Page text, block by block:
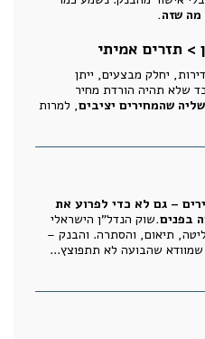
מה שזה.
יחלק מבצעים, ייתן
שלא תהיה הורדת מחיר
שהמחירים יציבים, למרות
– גם לא כדי לפרוע את
בפנים.שוק הנדל"ן הישראלי
תיאום, והסתרה. והבנק –
שהבועה לא תתפוצץ...